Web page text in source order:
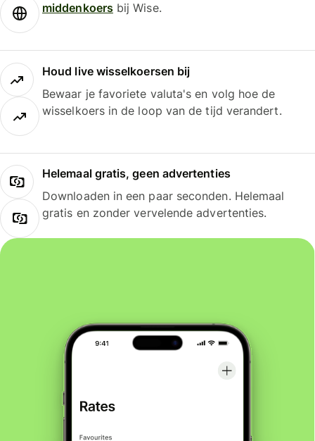
middenkoersbij Wise.
Houd live wisselkoersen bij
Bewaar je favoriete valuta's en volg hoe de
wisselkoers in de loop van de tijd verandert.
Helemaal gratis, geen advertenties
Downloaden in een paar seconden. Helemaal
gratis en zonder vervelende advertenties.